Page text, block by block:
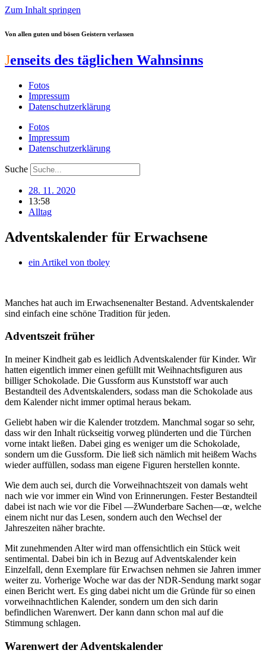
Zum Inhalt springen
Von allen guten und bösen Geistern verlassen
Jenseits des täglichen Wahnsinns
Fotos
Impressum
Datenschutzerklärung
Fotos
Impressum
Datenschutzerklärung
Suche
28. 11. 2020
13:58
Alltag
Adventskalender für Erwachsene
ein Artikel von tboley
Manches hat auch im Erwachsenenalter Bestand. Adventskalender
sind einfach eine schöne Tradition für jeden.
Adventszeit früher
In meiner Kindheit gab es leidlich Adventskalender für Kinder. Wir
hatten eigentlich immer einen gefüllt mit Weihnachtsfiguren aus
billiger Schokolade. Die Gussform aus Kunststoff war auch
Bestandteil des Adventskalenders, sodass man die Schokolade aus
dem Kalender nicht immer optimal heraus bekam.
Geliebt haben wir die Kalender trotzdem. Manchmal sogar so sehr,
dass wir den Inhalt rückseitig vorweg plünderten und die Türchen
vorne intakt ließen. Dabei ging es weniger um die Schokolade,
sondern um die Gussform. Die ließ sich nämlich mit heißem Wachs
wieder auffüllen, sodass man eigene Figuren herstellen konnte.
Wie dem auch sei, durch die Vorweihnachtszeit von damals weht
nach wie vor immer ein Wind von Erinnerungen. Fester Bestandteil
dabei ist nach wie vor die Fibel —žWunderbare Sachen—œ, welche
einem nicht nur das Lesen, sondern auch den Wechsel der
Jahreszeiten näher brachte.
Mit zunehmenden Alter wird man offensichtlich ein Stück weit
sentimental. Dabei bin ich in Bezug auf Adventskalender kein
Einzelfall, denn Exemplare für Erwachsen nehmen sie Jahren immer
weiter zu. Vorherige Woche war das der NDR-Sendung markt sogar
einen Bericht wert. Es ging dabei nicht um die Gründe für so einen
vorweihnachtlichen Kalender, sondern um den sich darin
befindlichen Warenwert. Der kann dann schon mal auf die
Stimmung schlagen.
Warenwert der Adventskalender